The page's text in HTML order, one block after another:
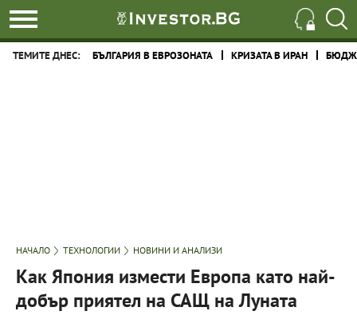
ТЕМИТЕ ДНЕС: БЪЛГАРИЯ В ЕВРОЗОНАТА КРИЗАТА В ИРАН
НАЧАЛО ТЕХНОЛОГИИ НОВИНИ И АНАЛИЗИ
Как Япония измести Европа като най-
добър приятел на САЩ на Луната